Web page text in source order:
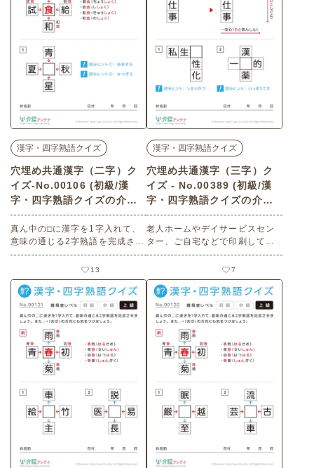
漢字・四字熟語クイズ
穴埋め共通漢字（二字）ク
イズ-No.00106 (初級/漢
字・四字熟語クイズの介護
レク素材)
真ん中の□に漢字を1字入れて、
意味の通じる2字熟語を完成させ
ましょう。 また、→（矢印）の
方向にも気をつけましょう。 老
人ホームやデイサービスセンタ
ー、ご自宅などで印刷してお使
いいただける無料の高齢者向け
介護レク素材（漢字・四字熟語
クイズ・初級）です。
13
漢字・四字熟語クイズ
穴埋め共通漢字（三字）ク
イズ - No.00389 (初級/漢
字・四字熟語クイズの介護
レク素材)
老人ホームやデイサービスセン
ター、ご自宅などで印刷してお
使いいただける無料の高齢者向
け介護レク素材（漢字・四字熟
語クイズ・初級）です。
7